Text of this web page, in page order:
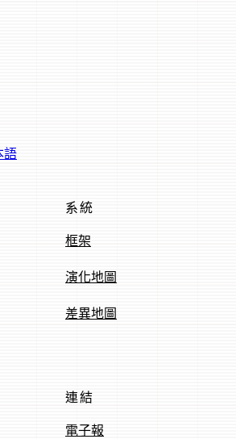
語
系統
框架
演化地圖
差異地圖
連結
電子報